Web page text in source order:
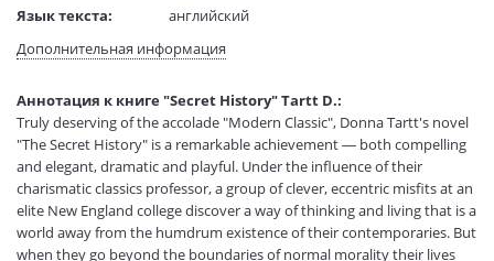
Язык текста:
английский
Тип обложки:
Мягкая обложка
Размеры в мм
(ДхШхВ):
198x128x27
Вес:
440 гр.
Страниц:
630
Код товара:
790360
Артикул:
11199950
ISBN:
978-0-140-16777-1
Дополнительная информация
Аннотация к книге "Secret History" Tartt D.:
Truly deserving of the accolade "Modern Classic", Donna Tartt's novel
"The Secret History" is a remarkable achievement — both compelling
and elegant, dramatic and playful. Under the influence of their
charismatic classics professor, a group of clever, eccentric misfits at an
elite New England college discover a way of thinking and living that is a
world away from the humdrum existence of their contemporaries. But
when they go beyond the boundaries of normal morality their lives